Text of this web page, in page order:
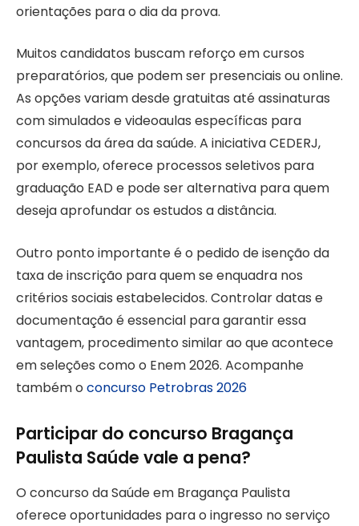
orientações para o dia da prova.
Muitos candidatos buscam reforço em cursos
preparatórios, que podem ser presenciais ou online.
As opções variam desde gratuitas até assinaturas
com simulados e videoaulas específicas para
concursos da área da saúde. A iniciativa CEDERJ,
por exemplo, oferece processos seletivos para
graduação EAD e pode ser alternativa para quem
deseja aprofundar os estudos a distância.
Outro ponto importante é o pedido de isenção da
taxa de inscrição para quem se enquadra nos
critérios sociais estabelecidos. Controlar datas e
documentação é essencial para garantir essa
vantagem, procedimento similar ao que acontece
em seleções como o Enem 2026. Acompanhe
também o concurso Petrobras 2026
Participar do concurso Bragança
Paulista Saúde vale a pena?
O concurso da Saúde em Bragança Paulista
oferece oportunidades para o ingresso no serviço